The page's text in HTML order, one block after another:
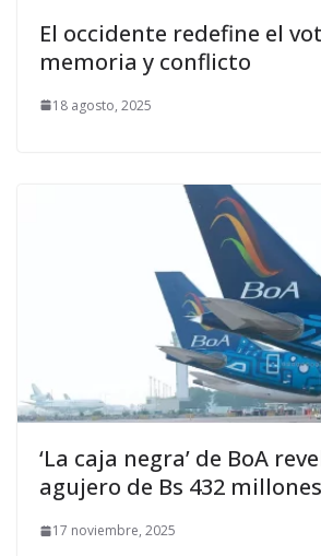
El occidente redefine el
memoria y conflicto
18 agosto, 2025
‘La caja negra’ de BoA
agujero de Bs 432 millones
17 noviembre, 2025